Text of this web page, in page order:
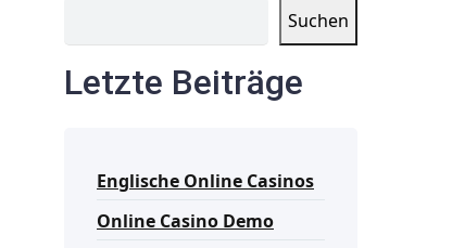
Suchen
Letzte Beiträge
Englische Online Casinos
Online Casino Demo